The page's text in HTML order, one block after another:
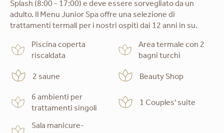
Splash (8:00 - 17:00) e deve essere sorvegliato da un
adulto. Il Menu Junior Spa offre una selezione di
trattamenti termali per i nostri ospiti dai 12 anni in su.
Piscina coperta
riscaldata
Area termale con 2
bagni turchi
2 saune Beauty Shop
6 ambienti per
trattamenti singoli
1 Couples' suite
Sala manicure-